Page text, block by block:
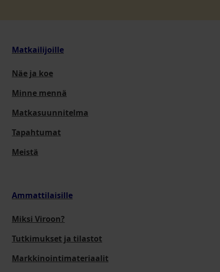
Matkailijoille
Näe ja koe
Minne mennä
Matkasuunnitelma
Tapahtumat
Meistä
Ammattilaisille
Miksi Viroon?
Tutkimukset ja tilastot
Markkinointimateriaalit